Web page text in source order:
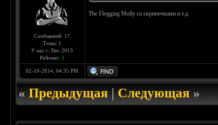
Сообщений: 17
Темы: 1
У нас с: Dec 2013
Рейтинг: 1
The Flogging Molly со скрипочками и т.д.
02-10-2014, 04:35 PM
«Предыдущая|Следующая»